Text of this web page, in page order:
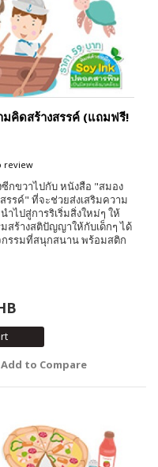
คิดสร้างสรรค์ (แถมฟรี!
review
กขวาไปกับ หนังสือ "สมอง
รรค์" ที่จะช่วยส่งเสริมความ
ไปสู่การริเริ่มสิ่งใหม่ๆ ให้
สร้างสติปัญญาให้กับเด็กๆ ได้
กรรมที่สนุกสนาน พร้อมสติก
Add to Compare